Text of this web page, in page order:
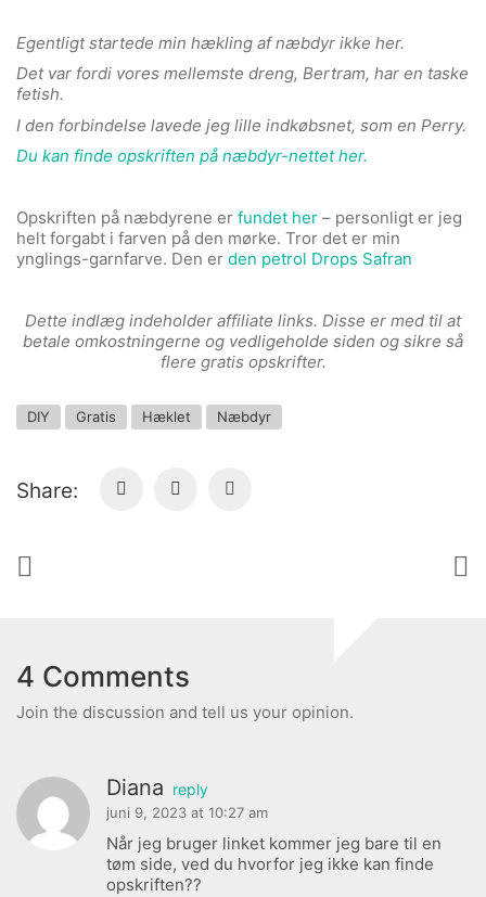
Egentligt startede min hækling af næbdyr ikke her.
Det var fordi vores mellemste dreng, Bertram, har en taske
fetish.
I den forbindelse lavede jeg lille indkøbsnet, som en Perry.
Du kan finde opskriften på næbdyr-nettet her.
Opskriften på næbdyrene er fundet her – personligt er jeg
helt forgabt i farven på den mørke. Tror det er min
ynglings-garnfarve. Den er den petrol Drops Safran
Dette indlæg indeholder affiliate links. Disse er med til at
betale omkostningerne og vedligeholde siden og sikre så
flere gratis opskrifter.
DIY Gratis Hæklet Næbdyr
Share:
4 Comments
Join the discussion and tell us your opinion.
Diana reply
juni 9, 2023 at 10:27 am
Når jeg bruger linket kommer jeg bare til en
tøm side, ved du hvorfor jeg ikke kan finde
opskriften??